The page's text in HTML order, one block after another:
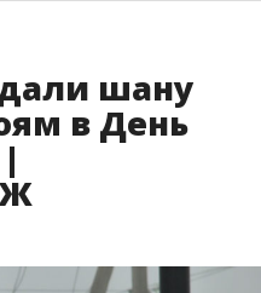
шану
в День